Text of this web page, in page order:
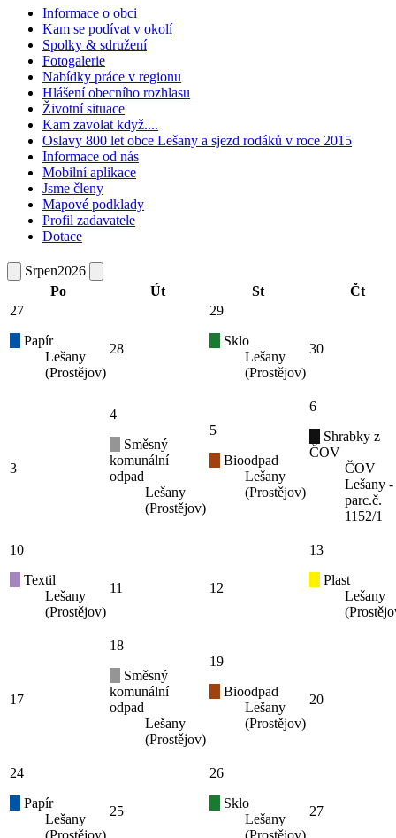
Informace o obci
Kam se podívat v okolí
Spolky & sdružení
Fotogalerie
Nabídky práce v regionu
Hlášení obecního rozhlasu
Životní situace
Kam zavolat když....
Oslavy 800 let obce Lešany a sjezd rodáků v roce 2015
Informace od nás
Mobilní aplikace
Jsme členy
Mapové podklady
Profil zadavatele
Dotace
Srpen2026
Po
Út St
Čt
27
Papír
Lešany
(Prostějov)
28
29
Sklo
Lešany
(Prostějov)
30
3
4
Směsný
komunální
odpad
Lešany
(Prostějov)
5
Bioodpad
Lešany
(Prostějov)
6
Shrabky z
ČOV
ČOV
Lešany -
parc.č.
1152/1
10
Textil
Lešany
(Prostějov)
11 12
13
Plast
Lešany
17
18
Směsný
komunální
odpad
Lešany
(Prostějov)
19
Bioodpad
Lešany
(Prostějov)
20
24
Papír
Lešany
(Prostějov)
25
26
Sklo
Lešany
(Prostějov)
27